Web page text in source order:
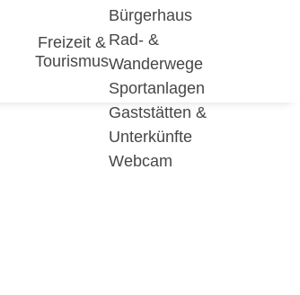
Freizeit &
Tourismus
Bürgerhaus
Rad- &
Wanderwege
Sportanlagen
Gaststätten &
Unterkünfte
Webcam